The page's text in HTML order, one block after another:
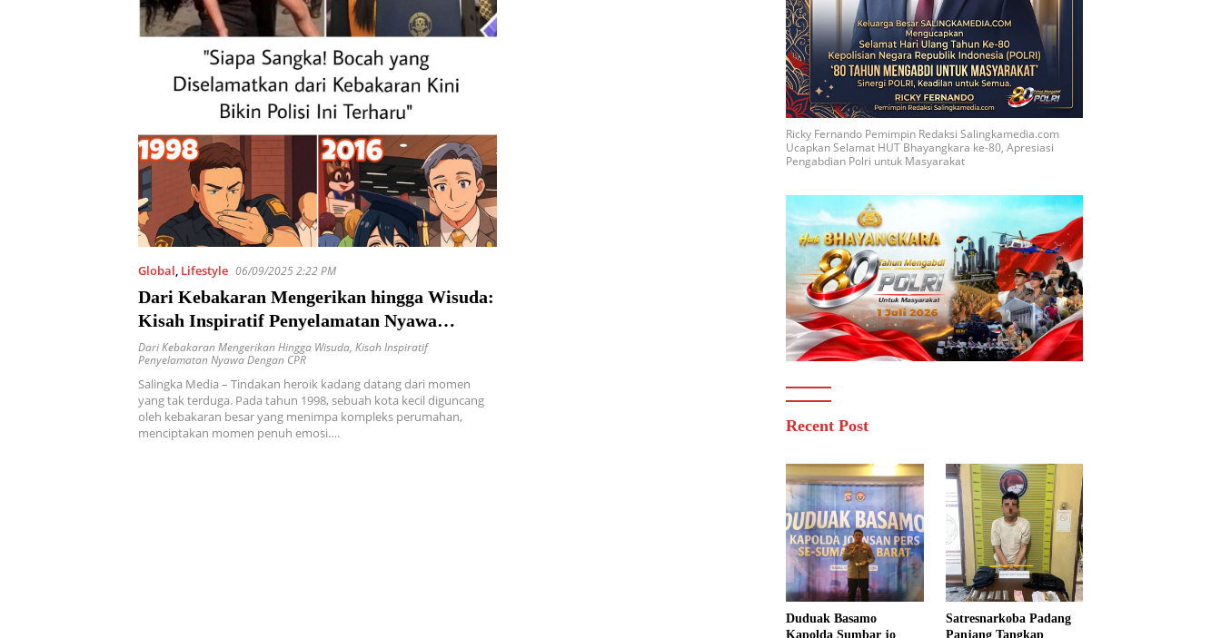
Global, Lifestyle 06/09/2025 2:22 PM
Dari Kebakaran Mengerikan hingga Wisuda:
Kisah Inspiratif Penyelamatan Nyawa
dengan CPR
Dari Kebakaran Mengerikan Hingga Wisuda, Kisah Inspiratif
Penyelamatan Nyawa Dengan CPR
Salingka Media – Tindakan heroik kadang datang dari momen
yang tak terduga. Pada tahun 1998, sebuah kota kecil diguncang
oleh kebakaran besar yang menimpa kompleks perumahan,
menciptakan momen penuh emosi….
Ricky Fernando Pemimpin Redaksi Salingkamedia.com
Ucapkan Selamat HUT Bhayangkara ke-80, Apresiasi
Pengabdian Polri untuk Masyarakat
Recent Post
Duduak Basamo
Kapolda Sumbar jo
Satresnarkoba Padang
Panjang Tangkap